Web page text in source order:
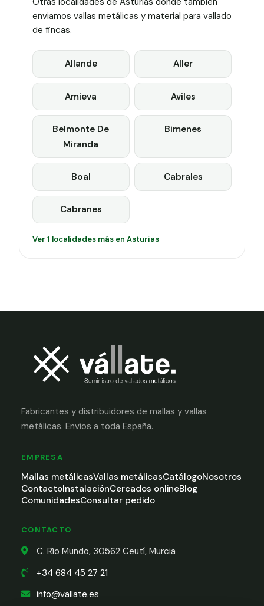
enviamos vallas metálicas y material para vallado
de fincas.
Allande Aller
Amieva Aviles
Belmonte De
Miranda
Bimenes
Boal Cabrales
Cabranes
Ver 1 localidades más en Asturias
Fabricantes y distribuidores de mallas y vallas
metálicas. Envíos a toda España.
EMPRESA
Mallas metálicasVallas metálicasCatálogoNosotros
ContactoInstalaciónCercados onlineBlog
ComunidadesConsultar pedido
CONTACTO
C. Río Mundo, 30562 Ceutí, Murcia
+34 684 45 27 21
info@vallate.es